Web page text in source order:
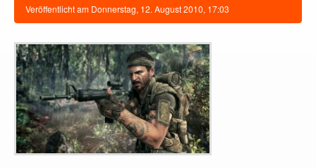
Veröffentlicht am Donnerstag, 12. August 2010, 17:03